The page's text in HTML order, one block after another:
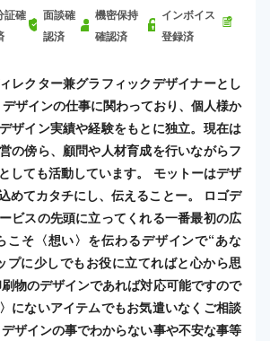
証確
面談確
認済
機密保持
確認済
インボイス
登録済
レクター兼グラフィックデザイナーとし
ザインの仕事に関わっており、個人様か
ザイン実績や経験をもとに独立。現在は
の傍ら、顧問や人材育成を行いながらフ
しても活動しています。 モットーはデザ
めてカタチにし、伝えることー。 ロゴデ
ビスの先頭に立ってくれる一番最初の広
こそ〈想い〉を伝わるデザインで“あな
プに少しでもお役に立てればと心から思
物のデザインであれば対応可能ですので
にないアイテムでもお気遣いなくご相談
ザインの事でわからない事や不安な事等